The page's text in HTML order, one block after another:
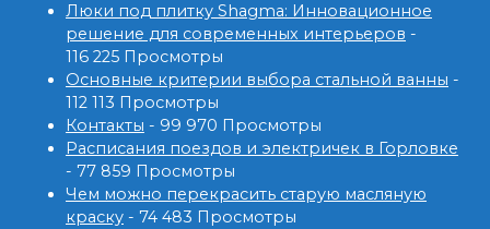
Люки под плитку Shagma: Инновационное
решение для современных интерьеров -
116 225 Просмотры
Основные критерии выбора стальной ванны -
112 113 Просмотры
Контакты - 99 970 Просмотры
Расписания поездов и электричек в Горловке
- 77 859 Просмотры
Чем можно перекрасить старую масляную
краску - 74 483 Просмотры